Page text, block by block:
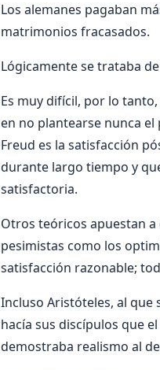
Los alemanes pagaban
matrimonios fracasados.
Lógicamente se trataba
Es muy difícil, por lo
en no plantearse nunca
Freud es la satisfacción
durante largo tiempo y
satisfactoria.
Otros teóricos apuestan
pesimistas como los
satisfacción razonable;
Incluso Aristóteles, al que
hacía sus discípulos que
demostraba realismo al